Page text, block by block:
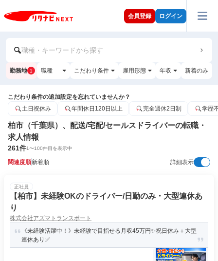
会員登録 ログイン
職種・キーワードから探す
勤務地 1 職種 こだわり条件 雇用形態 年収 新着のみ
こだわり条件の追加設定を忘れていませんか？
土日祝休み
年間休日120日以上 完全週休2日制 学歴
柏市（千葉県）、配送/宅配/セールスドライバーの転職・
求人情報
261件1〜100件目を表示中
関連度順新着順 詳細表示
正社員
【柏市】未経験OKのドライバー/日勤のみ・大型連休あ
り
株式会社アズマトランスポート
《未経験活躍中！》未経験で目指せる月収45万円✨祝日休み＋大型
連休あり✅